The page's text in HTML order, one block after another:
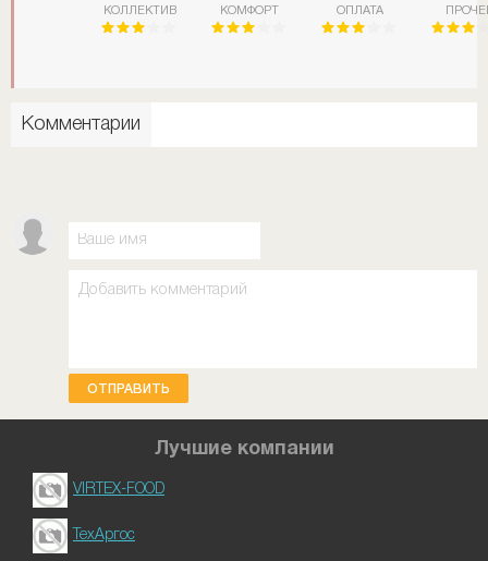
КОЛЛЕКТИВ КОМФОРТ ОПЛАТА
Комментарии
ОТПРАВИТЬ
Лучшие компании
VIRTEX-FOOD
ТехАргос